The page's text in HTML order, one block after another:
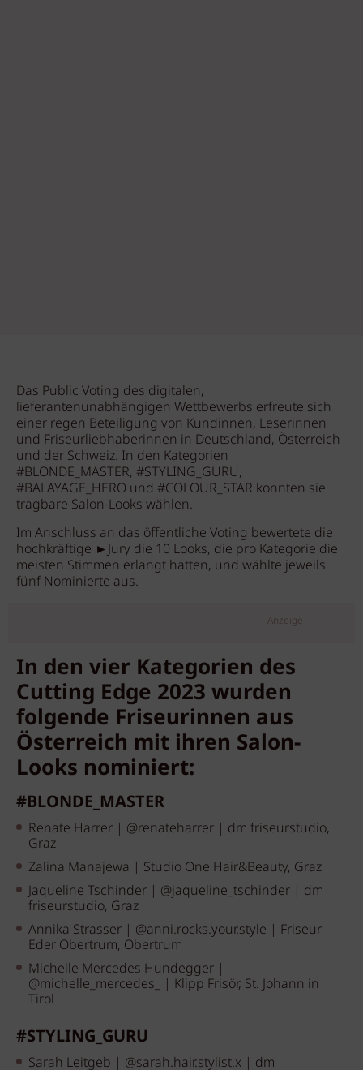
Das Public Voting des digitalen,
lieferantenunabhängigen Wettbewerbs erfreute sich
einer regen Beteiligung von Kundinnen, Leserinnen
und Friseurliebhaberinnen in Deutschland, Österreich
und der Schweiz. In den Kategorien
#BLONDE_MASTER, #STYLING_GURU,
#BALAYAGE_HERO und #COLOUR_STAR konnten sie
tragbare Salon-Looks wählen.
Im Anschluss an das öffentliche Voting bewertete die
hochkräftige ►Jury die 10 Looks, die pro Kategorie die
meisten Stimmen erlangt hatten, und wählte jeweils
fünf Nominierte aus.
Anzeige
In den vier Kategorien des
Cutting Edge 2023 wurden
folgende Friseurinnen aus
Österreich mit ihren Salon-
Looks nominiert:
#BLONDE_MASTER
Renate Harrer | @renateharrer | dm friseurstudio,
Graz
Zalina Manajewa | Studio One Hair&Beauty, Graz
Jaqueline Tschinder | @jaqueline_tschinder | dm
friseurstudio, Graz
Annika Strasser | @anni.rocks.your.style | Friseur
Eder Obertrum, Obertrum
Michelle Mercedes Hundegger |
@michelle_mercedes_ | Klipp Frisör, St. Johann in
Tirol
#STYLING_GURU
Sarah Leitgeb | @sarah.hair.stylist.x | dm